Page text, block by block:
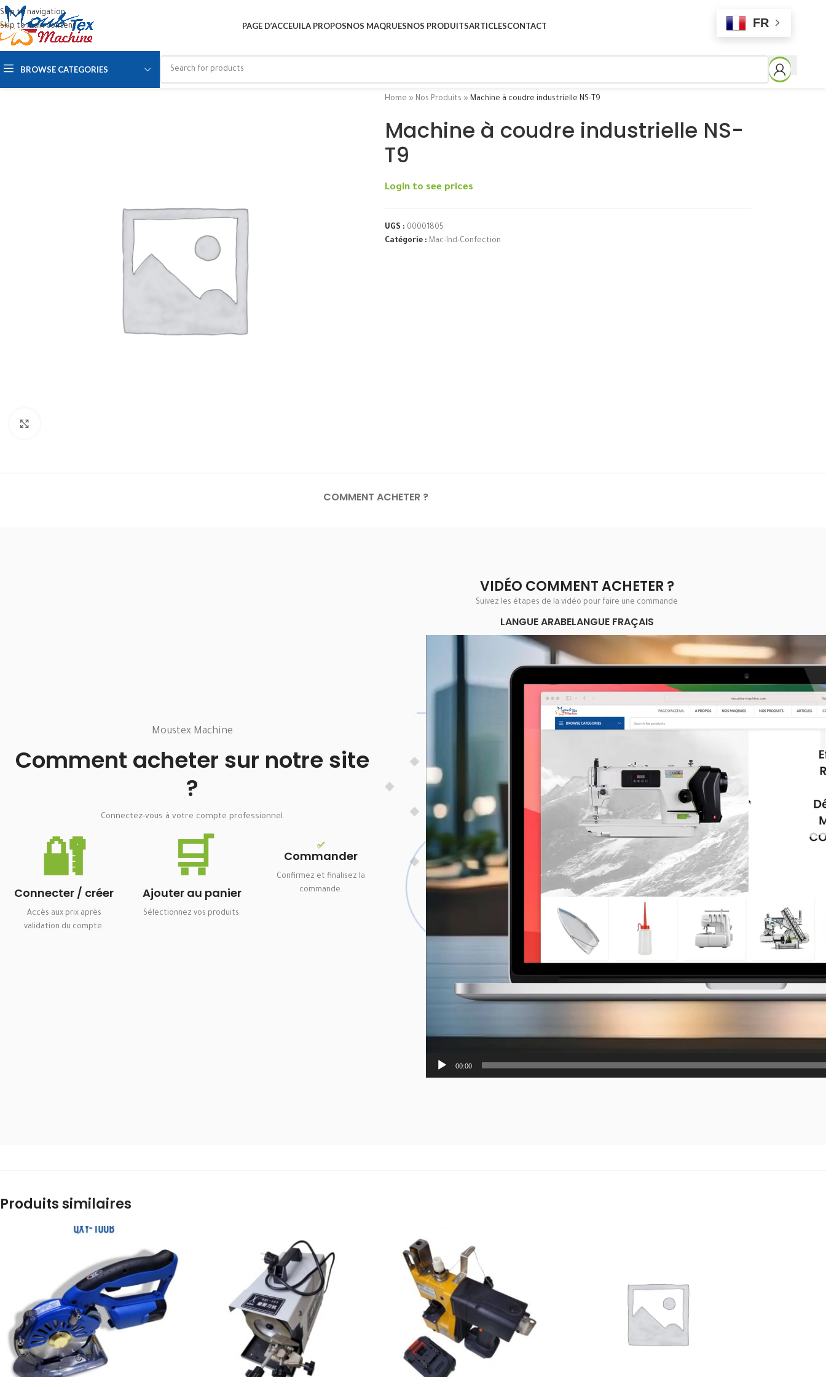
Skip to navigation
Skip to main content
PAGE D’ACCEUILA PROPOSNOS MAQRUESNOS PRODUITSARTICLESCONTACT FR
BROWSE CATEGORIES
Home » Nos Produits » Machine à coudre industrielle NS-T9
Machine à coudre industrielle NS-
T9
Login to see prices
UGS : 00001805
Catégorie : Mac-Ind-Confection
COMMENT ACHETER ?
Moustex Machine
Comment acheter sur notre site
?
Connectez-vous à votre compte professionnel.
🔐
Connecter / créer
Accès aux prix après
validation du compte.
🛒
Ajouter au panier
Sélectionnez vos produits.
✅
Commander
Confirmez et finalisez la
commande.
VIDÉO COMMENT ACHETER ?
Suivez les étapes de la vidéo pour faire une commande
LANGUE ARABELANGUE FRAÇAIS
00:00
Produits similaires